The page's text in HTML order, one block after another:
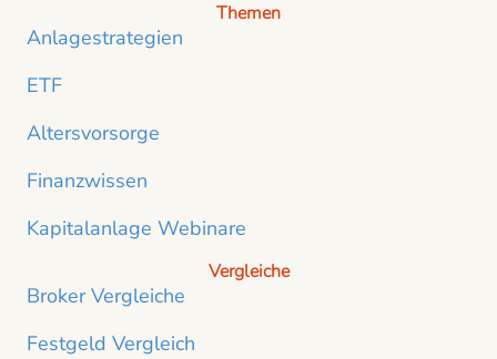
Themen
Anlagestrategien
ETF
Altersvorsorge
Finanzwissen
Kapitalanlage Webinare
Vergleiche
Broker Vergleiche
Festgeld Vergleich